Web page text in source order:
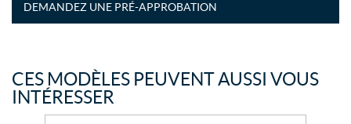
DEMANDEZ UNE PRÉ-APPROBATION
CES MODÈLES PEUVENT AUSSI VOUS
INTÉRESSER